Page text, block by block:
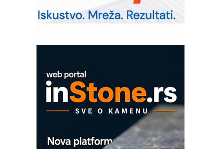
– Pametna signalizacija za efikasnije
upravljanje mašinama
EVOKS Maintenance Management
ROSA i SCHUNK podižu proizvodnju
na viši nivo
Detekcija različitih oblika
MAREX - Lim i mašine za savremena